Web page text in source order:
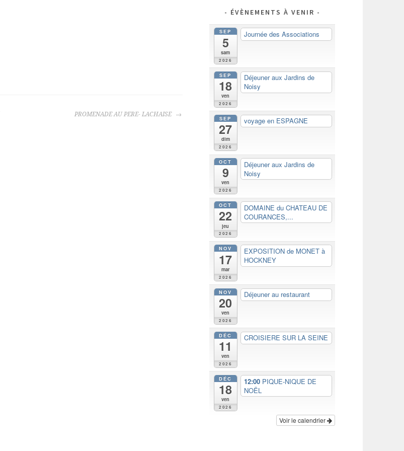
PROMENADE AU PERE- LACHAISE
ÉVÈNEMENTS À VENIR
SEP
5
sam
2026
Journée des Associations
SEP
18
ven
2026
Déjeuner aux Jardins de
Noisy
SEP
27
dim
2026
voyage en ESPAGNE
OCT
9
ven
2026
Déjeuner aux Jardins de
Noisy
OCT
22
jeu
2026
DOMAINE du CHATEAU DE
COURANCES,...
NOV
17
mar
2026
EXPOSITION de MONET à
HOCKNEY
NOV
20
ven
2026
Déjeuner au restaurant
DÉC
11
ven
2026
CROISIERE SUR LA SEINE
DÉC
18
ven
2026
12:00 PIQUE-NIQUE DE
NOËL
Voir le calendrier